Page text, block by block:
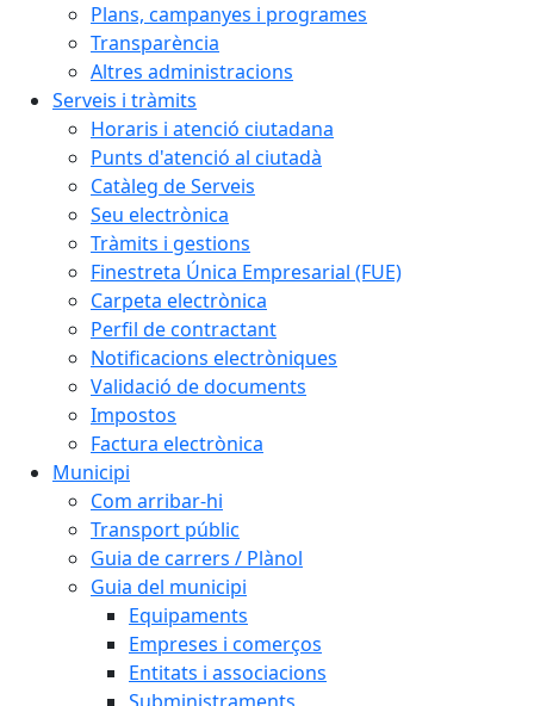
Plans, campanyes i programes
Transparència
Altres administracions
Serveis i tràmits
Horaris i atenció ciutadana
Punts d'atenció al ciutadà
Catàleg de Serveis
Seu electrònica
Tràmits i gestions
Finestreta Única Empresarial (FUE)
Carpeta electrònica
Perfil de contractant
Notificacions electròniques
Validació de documents
Impostos
Factura electrònica
Municipi
Com arribar-hi
Transport públic
Guia de carrers / Plànol
Guia del municipi
Equipaments
Empreses i comerços
Entitats i associacions